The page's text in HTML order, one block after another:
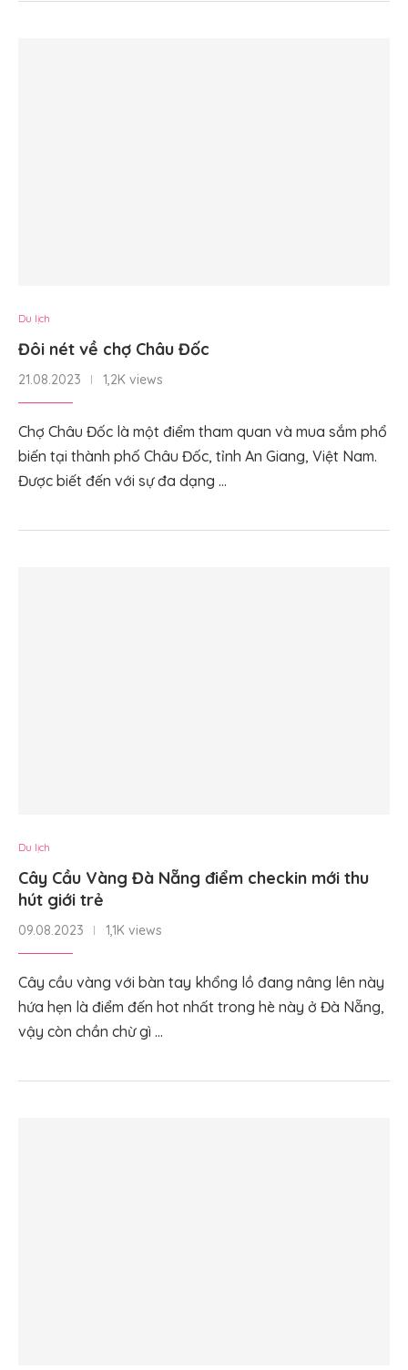
Du lịch
Đôi nét về chợ Châu Đốc
21.08.2023 1,2K views
Chợ Châu Đốc là một điểm tham quan và mua sắm phổ
biến tại thành phố Châu Đốc, tỉnh An Giang, Việt Nam.
Được biết đến với sự đa dạng …
Du lịch
Cây Cầu Vàng Đà Nẵng điểm checkin mới thu
hút giới trẻ
09.08.2023 1,1K views
Cây cầu vàng với bàn tay khổng lồ đang nâng lên này
hứa hẹn là điểm đến hot nhất trong hè này ở Đà Nẵng,
vậy còn chần chừ gì …